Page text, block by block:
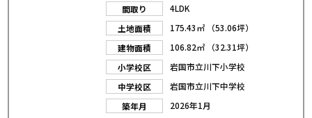
間取り
4LDK
土地面積
175.43㎡ （53.06坪）
建物面積
106.82㎡ （32.31坪）
小学校区
岩国市立川下小学校
中学校区
岩国市立川下中学校
築年月
2026年1月